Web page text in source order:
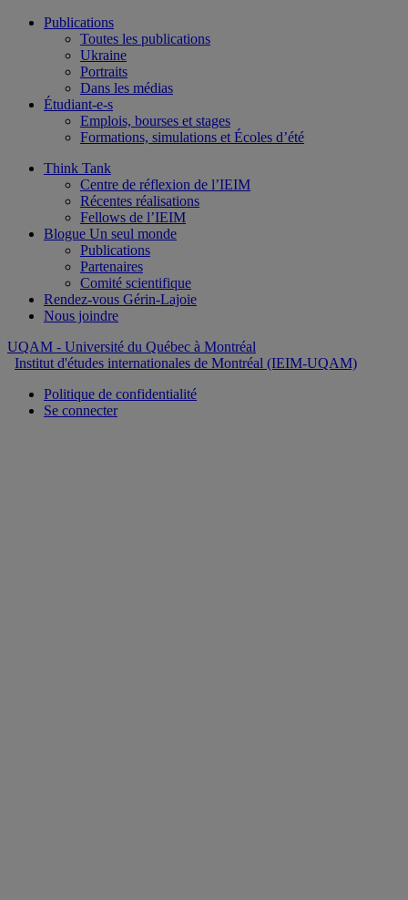
Publications
Toutes les publications
Ukraine
Portraits
Dans les médias
Étudiant-e-s
Emplois, bourses et stages
Formations, simulations et Écoles d’été
Think Tank
Centre de réflexion de l’IEIM
Récentes réalisations
Fellows de l’IEIM
Blogue Un seul monde
Publications
Partenaires
Comité scientifique
Rendez-vous Gérin-Lajoie
Nous joindre
UQAM - Université du Québec à Montréal
Institut d'études internationales de Montréal (IEIM-UQAM)
Politique de confidentialité
Se connecter